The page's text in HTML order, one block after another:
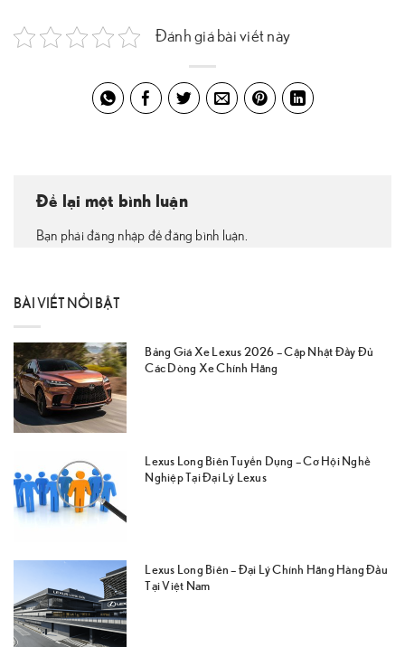
Đánh giá bài viết này
Để lại một bình luận
Bạn phải đăng nhập để đăng bình luận.
BÀI VIẾT NỔI BẬT
Bảng Giá Xe Lexus 2026 – Cập Nhật Đầy Đủ
Các Dòng Xe Chính Hãng
Lexus Long Biên Tuyển Dụng – Cơ Hội Nghề
Nghiệp Tại Đại Lý Lexus
Lexus Long Biên – Đại Lý Chính Hãng Hàng Đầu
Tại Việt Nam